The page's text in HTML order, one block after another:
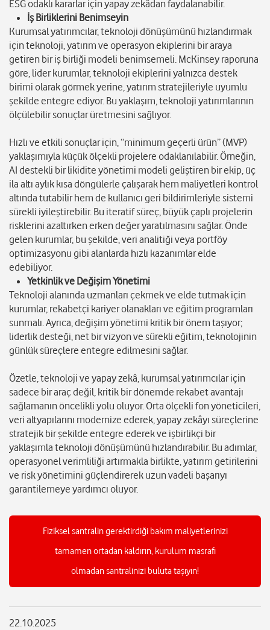
ESG odaklı kararlar için yapay zekâdan faydalanabilir.
İş Birliklerini Benimseyin
Kurumsal yatırımcılar, teknoloji dönüşümünü hızlandırmak
için teknoloji, yatırım ve operasyon ekiplerini bir araya
getiren bir iş birliği modeli benimsemeli. McKinsey raporuna
göre, lider kurumlar, teknoloji ekiplerini yalnızca destek
birimi olarak görmek yerine, yatırım stratejileriyle uyumlu
şekilde entegre ediyor. Bu yaklaşım, teknoloji yatırımlarının
ölçülebilir sonuçlar üretmesini sağlıyor.
Hızlı ve etkili sonuçlar için, “minimum geçerli ürün” (MVP)
yaklaşımıyla küçük ölçekli projelere odaklanılabilir. Örneğin,
AI destekli bir likidite yönetimi modeli geliştiren bir ekip, üç
ila altı aylık kısa döngülerle çalışarak hem maliyetleri kontrol
altında tutabilir hem de kullanıcı geri bildirimleriyle sistemi
sürekli iyileştirebilir. Bu iteratif süreç, büyük çaplı projelerin
risklerini azaltırken erken değer yaratılmasını sağlar. Önde
gelen kurumlar, bu şekilde, veri analitiği veya portföy
optimizasyonu gibi alanlarda hızlı kazanımlar elde
edebiliyor.
Yetkinlik ve Değişim Yönetimi
Teknoloji alanında uzmanları çekmek ve elde tutmak için
kurumlar, rekabetçi kariyer olanakları ve eğitim programları
sunmalı. Ayrıca, değişim yönetimi kritik bir önem taşıyor;
liderlik desteği, net bir vizyon ve sürekli eğitim, teknolojinin
günlük süreçlere entegre edilmesini sağlar.
Özetle, teknoloji ve yapay zekâ, kurumsal yatırımcılar için
sadece bir araç değil, kritik bir dönemde rekabet avantajı
sağlamanın öncelikli yolu oluyor. Orta ölçekli fon yöneticileri,
veri altyapılarını modernize ederek, yapay zekâyı süreçlerine
stratejik bir şekilde entegre ederek ve işbirlikçi bir
yaklaşımla teknoloji dönüşümünü hızlandırabilir. Bu adımlar,
operasyonel verimliliği artırmakla birlikte, yatırım getirilerini
ve risk yönetimini güçlendirerek uzun vadeli başarıyı
garantilemeye yardımcı oluyor.
Fiziksel santralin gerektirdiği bakım maliyetlerinizi
tamamen ortadan kaldırın, kurulum masrafı
olmadan santralinizi buluta taşıyın!
22.10.2025